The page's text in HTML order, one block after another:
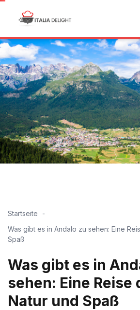
Startseite
Was gibt es in Andalo zu sehen: Eine
Spaß
Was gibt es in
sehen: Eine Reise
Natur und Spaß